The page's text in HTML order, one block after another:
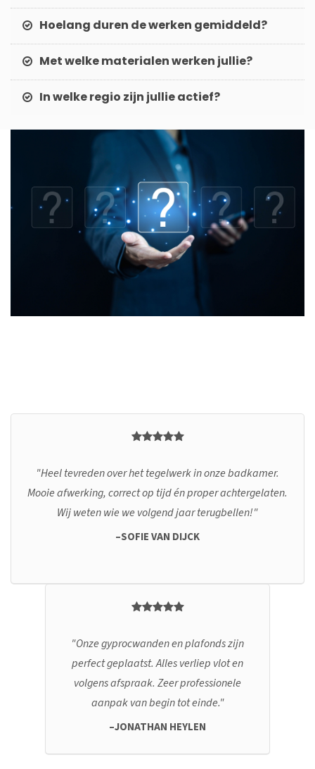
Hoelang duren de werken gemiddeld?
Met welke materialen werken jullie?
In welke regio zijn jullie actief?
Heel tevreden over het tegelwerk in onze badkamer.
Mooie afwerking, correct op tijd én proper achtergelaten.
Wij weten wie we volgend jaar terugbellen!
SOFIE VAN DIJCK
Onze gyprocwanden en plafonds zijn
perfect geplaatst. Alles verliep vlot en
volgens afspraak. Zeer professionele
aanpak van begin tot einde.
JONATHAN HEYLEN